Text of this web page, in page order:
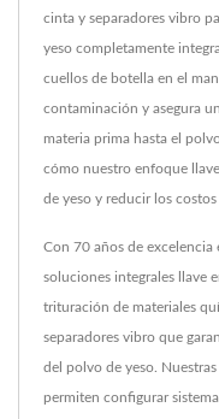
cinta y separadores vibro
yeso completamente
cuellos de botella en el
contaminación y asegura
materia prima hasta el
cómo nuestro enfoque
de yeso y reducir los costos
Con 70 años de
soluciones integrales llave
trituración de materiales
separadores vibro que
del polvo de yeso.
permiten configurar